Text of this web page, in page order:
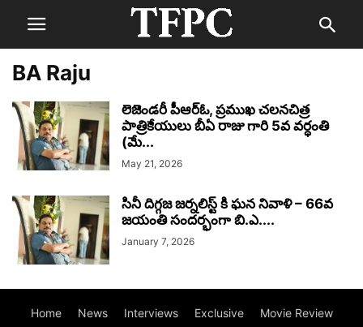
BA Raju
లెజెండరీ పీఆర్ఓ, ప్రముఖ చలనచిత్ర
పాత్రికేయులు బీఏ రాజు గారి 5వ వర్ధంతి
(మే...
May 21, 2026
సినీ దిగ్గజ జర్నలిస్ట్ కి ఘన నివాళి – 66వ
జయంతి సందర్భంగా బి.ఎ....
January 7, 2026
Home News Interviews Exclusive Movie Review